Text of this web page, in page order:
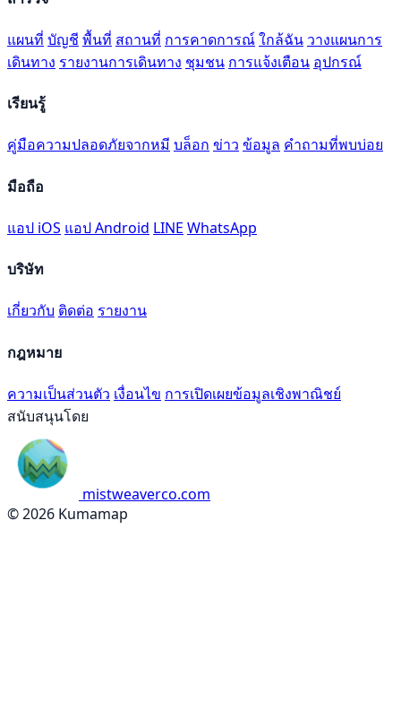
แผนที่ บัญชี พื้นที่ สถานที่ การคาดการณ์ใกล้ฉัน วางแผนการ
เดินทาง รายงานการเดินทาง ชุมชน การแจ้งเตือน อุปกรณ์
เรียนรู้
คู่มือความปลอดภัยจากหมี บล็อก ข่าว ข้อมูล คำถามที่พบบ่อย
มือถือ
แอป iOS แอป Android LINE WhatsApp
บริษัท
เกี่ยวกับ ติดต่อ รายงาน
กฎหมาย
ความเป็นส่วนตัว เงื่อนไข การเปิดเผยข้อมูลเชิงพาณิชย์
สนับสนุนโดย
mistweaverco.com
© 2026 Kumamap